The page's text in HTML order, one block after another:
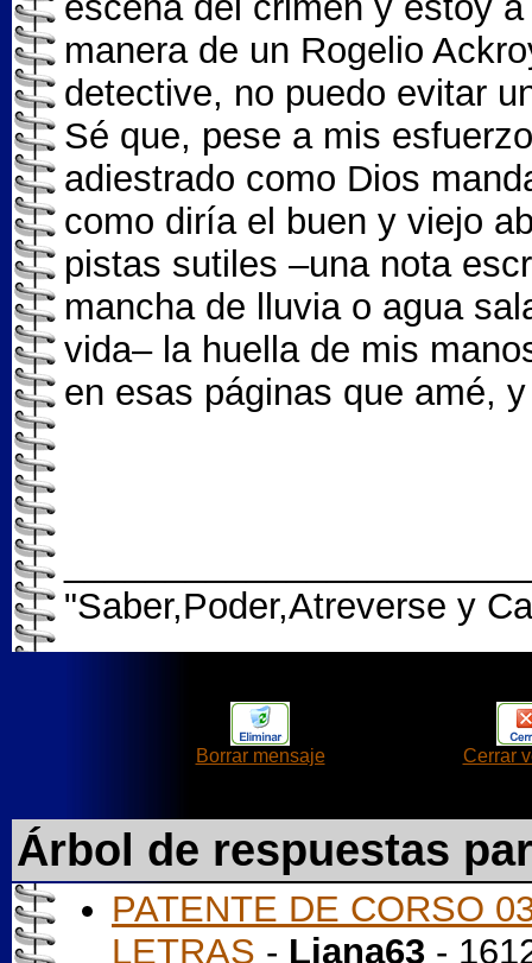
manera de un Rogelio
detective, no puedo evitar
Sé que, pese a mis
adiestrado como Dios
como diría el buen y viejo
pistas sutiles –una nota
mancha de lluvia o agua
vida– la huella de mis
en esas páginas que amé,
"Saber,Poder,Atreverse y
Borrar mensaje Cerrar
Árbol de respuestas
PATENTE DE CORSO
LETRAS - Liana63 -